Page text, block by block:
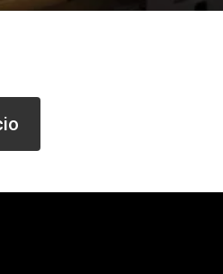
autobuses escolares